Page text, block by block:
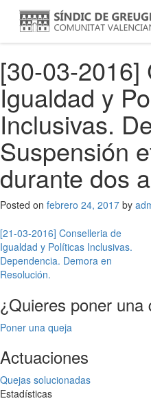
[30-03-2016]
Igualdad y
Inclusivas.
Suspensión
durante dos
Posted on febrero 24, 2017 by
Navegación
de
entradas
[21-03-2016] Conselleria de
Igualdad y Políticas Inclusivas.
Dependencia. Demora en
Resolución.
¿Quieres poner una
Poner una queja
Actuaciones
Quejas solucionadas
Estadísticas